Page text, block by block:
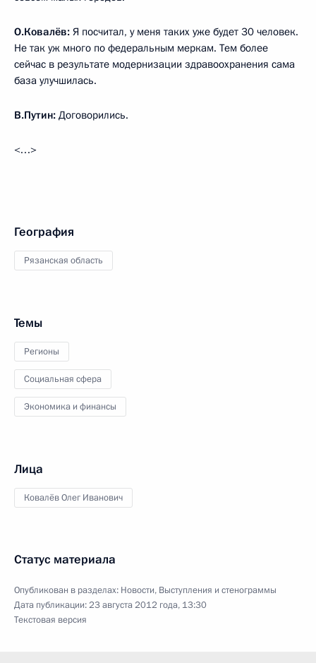
О.Ковалёв: Я посчитал, у меня таких уже будет 30 человек.
Не так уж много по федеральным меркам. Тем более
сейчас в результате модернизации здравоохранения сама
база улучшилась.
В.Путин: Договорились.
<…>
География
Рязанская область
Темы
Регионы
Социальная сфера
Экономика и финансы
Лица
Ковалёв Олег Иванович
Статус материала
Опубликован в разделах: Новости, Выступления и стенограммы
Дата публикации:23 августа 2012 года, 13:30
Текстовая версия